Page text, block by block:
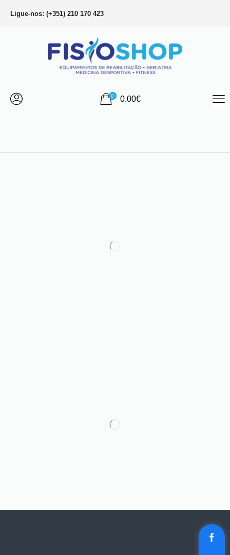
Ligue-nos: (+351) 210 170 423
0 0.00€